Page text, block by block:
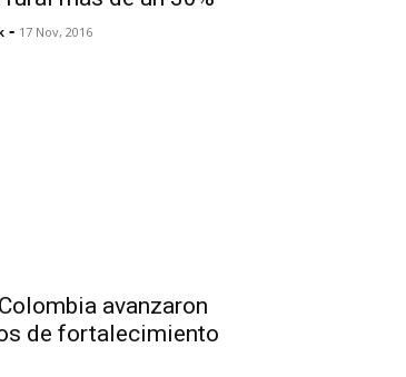
- 17 Nov, 2016
avanzaron
de fortalecimiento